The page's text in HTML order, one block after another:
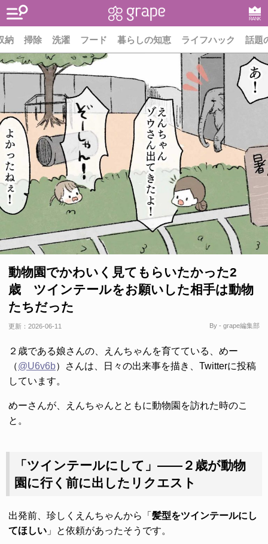
RANK
納 掃除 洗濯 フード 暮らしの知恵 ライフハック 話題
動物園でかわいく見てもらいたかった2
歳 ツインテールをお願いした相手は動物
たちだった
更新： 2026-06-11 By - grape編集部
２歳である娘さんの、えんちゃんを育てている、めー
（@U6v6b）さんは、日々の出来事を描き、Twitterに投稿
しています。
めーさんが、えんちゃんとともに動物園を訪れた時のこ
と。
「ツインテールにして」――２歳が動物
園に行く前に出したリクエスト
出発前、珍しくえんちゃんから「 髪型をツインテールにし
てほしい 」と依頼があったそうです。